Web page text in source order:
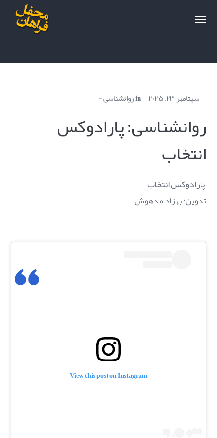
سپتامبر ۲۳, ۲۰۲۵ inروانشناسی
روانشناسی: پارادوکس
انتخاب
تدوین: بهزاد مدهوش
View this post on Instagram